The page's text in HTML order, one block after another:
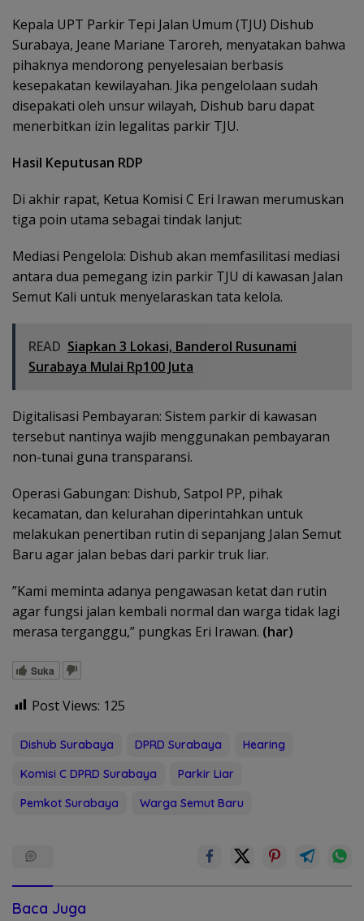
​Kepala UPT Parkir Tepi Jalan Umum (TJU) Dishub
Surabaya, Jeane Mariane Taroreh, menyatakan bahwa
pihaknya mendorong penyelesaian berbasis
kesepakatan kewilayahan. Jika pengelolaan sudah
disepakati oleh unsur wilayah, Dishub baru dapat
menerbitkan izin legalitas parkir TJU.
​Hasil Keputusan RDP
​Di akhir rapat, Ketua Komisi C Eri Irawan merumuskan
tiga poin utama sebagai tindak lanjut:
​Mediasi Pengelola: Dishub akan memfasilitasi mediasi
antara dua pemegang izin parkir TJU di kawasan Jalan
Semut Kali untuk menyelaraskan tata kelola.
READ Siapkan 3 Lokasi, Banderol Rusunami
Surabaya Mulai Rp100 Juta
​Digitalisasi Pembayaran: Sistem parkir di kawasan
tersebut nantinya wajib menggunakan pembayaran
non-tunai guna transparansi.
​Operasi Gabungan: Dishub, Satpol PP, pihak
kecamatan, dan kelurahan diperintahkan untuk
melakukan penertiban rutin di sepanjang Jalan Semut
Baru agar jalan bebas dari parkir truk liar.
​”Kami meminta adanya pengawasan ketat dan rutin
agar fungsi jalan kembali normal dan warga tidak lagi
merasa terganggu,” pungkas Eri Irawan. (har)
Suka
Post Views: 125
Dishub Surabaya DPRD Surabaya
Hearing
Komisi C DPRD Surabaya
Parkir Liar
Pemkot Surabaya
Warga Semut Baru
Baca Juga